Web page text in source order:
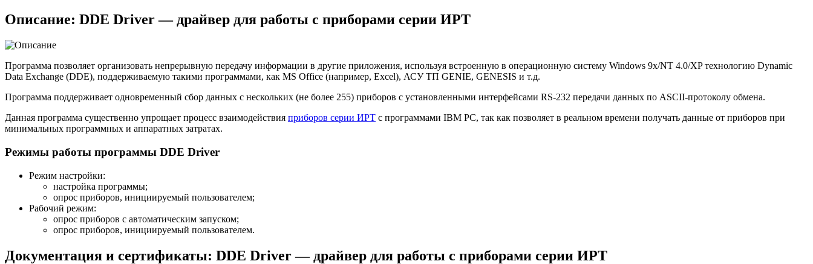
Описание: DDE Driver — драйвер для работы с приборами серии ИРТ
Программа позволяет организовать непрерывную передачу информации в другие приложения, используя встроенную в операционную систему Windows 9x/NT 4.0/XP технологию Dynamic
Data Exchange (DDE), поддерживаемую такими программами, как MS Office (например, Excel), АСУ ТП GENIE, GENESIS и т.д.
Программа поддерживает одновременный сбор данных с нескольких (не более 255) приборов c установленными интерфейсами RS-232 передачи данных по ASCII-протоколу обмена.
Данная программа существенно упрощает процесс взаимодействия приборов серии ИРТ с программами IBM PC, так как позволяет в реальном времени получать данные от приборов при
минимальных программных и аппаратных затратах.
Режимы работы программы DDE Driver
Режим настройки:
настройка программы;
опрос приборов, инициируемый пользователем;
Рабочий режим:
опрос приборов с автоматическим запуском;
опрос приборов, инициируемый пользователем.
Документация и сертификаты: DDE Driver — драйвер для работы с приборами серии ИРТ